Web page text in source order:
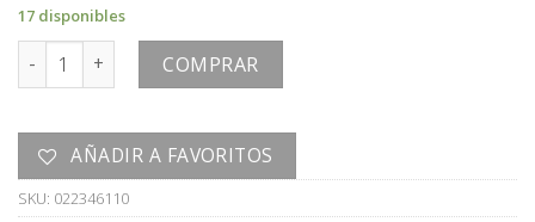
U$S
15,00.
U$S
17 disponibles
MACETERO cantidadCOMPRAR
AÑADIR A FAVORITOS
SKU: 022346110